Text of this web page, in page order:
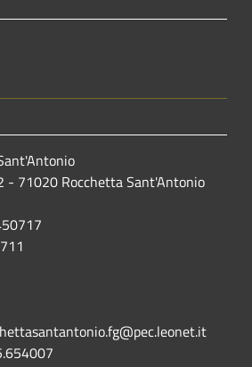
- 71020 Rocchetta Sant'Antonio